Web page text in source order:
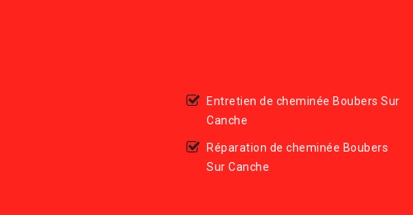
Entretien de cheminée Boubers Sur
Canche
Réparation de cheminée Boubers
Sur Canche